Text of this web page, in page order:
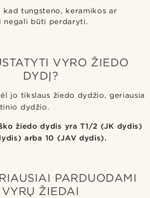
kad tungsteno, keramikos ar
negali būti perdaryti.
VYRO ŽIEDO
DYDĮ?
jo tikslaus žiedo dydžio, geriausia
dydžio.
žiedo dydis yra T1/2 (JK dydis)
arba 10 (JAV dydis).
PARDUODAMI
VYRŲ ŽIEDAI